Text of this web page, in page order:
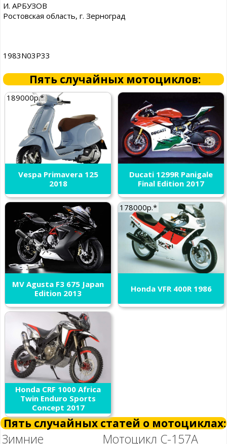
И. АРБУЗОВ
Ростовская область, г. Зерноград
1983N03P33
Пять случайных мотоциклов:
189000р.*
Vespa Primavera 125
2018
Ducati 1299R Panigale
Final Edition 2017
MV Agusta F3 675 Japan
Edition 2013
178000р.*
Honda VFR 400R 1986
Honda CRF 1000 Africa
Twin Enduro Sports
Concept 2017
Пять случайных статей о мотоциклах:
Зимние Мотоцикл С-157А